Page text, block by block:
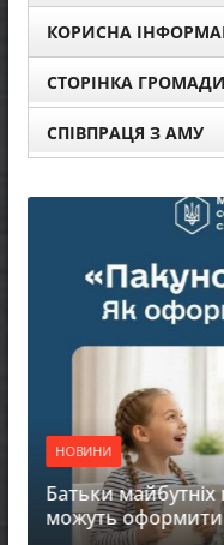
КОРИСНА
СТОРІНКА ГРОМАДИ
СПІВПРАЦЯ З АМУ
НОВИНИ
Батьки
можуть